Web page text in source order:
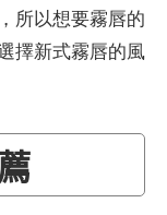
所以想要霧唇的
擇新式霧唇的風